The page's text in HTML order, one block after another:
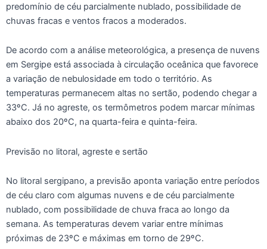
predomínio de céu parcialmente nublado, possibilidade de
chuvas fracas e ventos fracos a moderados.
De acordo com a análise meteorológica, a presença de nuvens
em Sergipe está associada à circulação oceânica que favorece
a variação de nebulosidade em todo o território. As
temperaturas permanecem altas no sertão, podendo chegar a
33ºC. Já no agreste, os termômetros podem marcar mínimas
abaixo dos 20ºC, na quarta-feira e quinta-feira.
Previsão no litoral, agreste e sertão
No litoral sergipano, a previsão aponta variação entre períodos
de céu claro com algumas nuvens e de céu parcialmente
nublado, com possibilidade de chuva fraca ao longo da
semana. As temperaturas devem variar entre mínimas
próximas de 23ºC e máximas em torno de 29ºC.